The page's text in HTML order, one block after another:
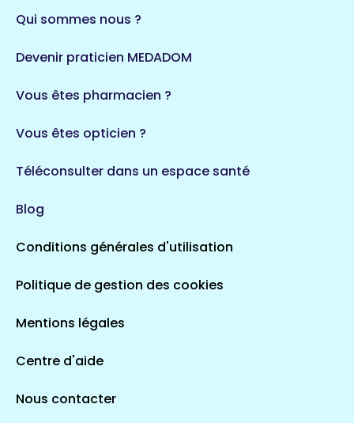
Qui sommes nous ?
Devenir praticien MEDADOM
Vous êtes pharmacien ?
Vous êtes opticien ?
Téléconsulter dans un espace santé
Blog
Conditions générales d'utilisation
Politique de gestion des cookies
Mentions légales
Centre d'aide
Nous contacter